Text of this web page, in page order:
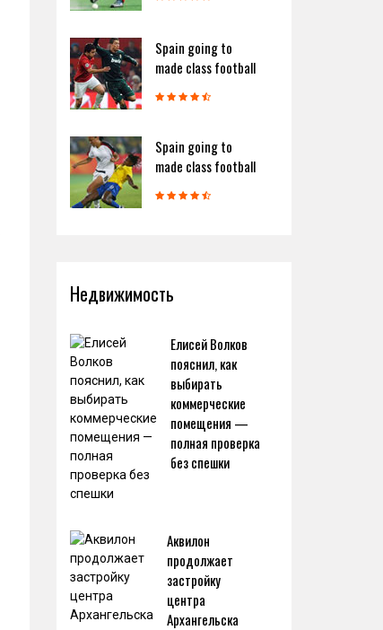
Spain going to
made class football
Spain going to
made class football
Недвижимость
Елисей Волков
пояснил, как
выбирать
коммерческие
помещения —
полная проверка
без спешки
Аквилон
продолжает
застройку
центра
Архангельска